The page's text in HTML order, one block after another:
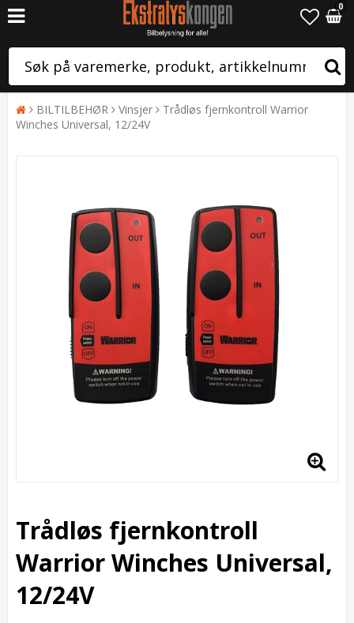
0
BILTILBEHØR Vinsjer
Trådløs fjernkontroll Warrior
Winches Universal, 12/24V
Trådløs fjernkontroll
Warrior Winches Universal,
12/24V